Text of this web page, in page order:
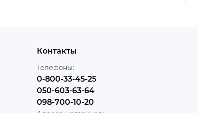
Контакты
Телефоны:
0-800-33-45-25
050-603-63-64
098-700-10-20